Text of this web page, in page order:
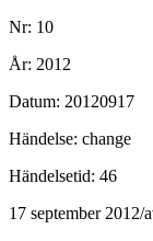
Nr: 10
År: 2012
Datum: 20120917
Händelse: change
Händelsetid: 46
17 september 2012/